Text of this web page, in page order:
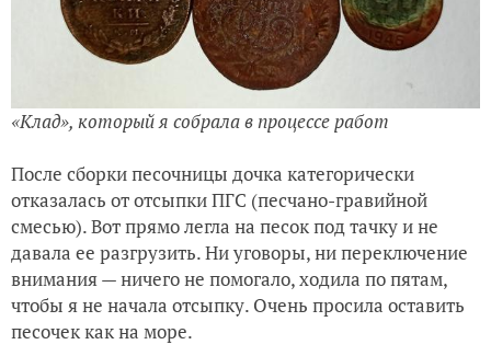
«Клад», который я собрала в процессе работ
После сборки песочницы дочка категорически
отказалась от отсыпки ПГС (песчано-гравийной
смесью). Вот прямо легла на песок под тачку и не
давала ее разгрузить. Ни уговоры, ни переключение
внимания — ничего не помогало, ходила по пятам,
чтобы я не начала отсыпку. Очень просила оставить
песочек как на море.